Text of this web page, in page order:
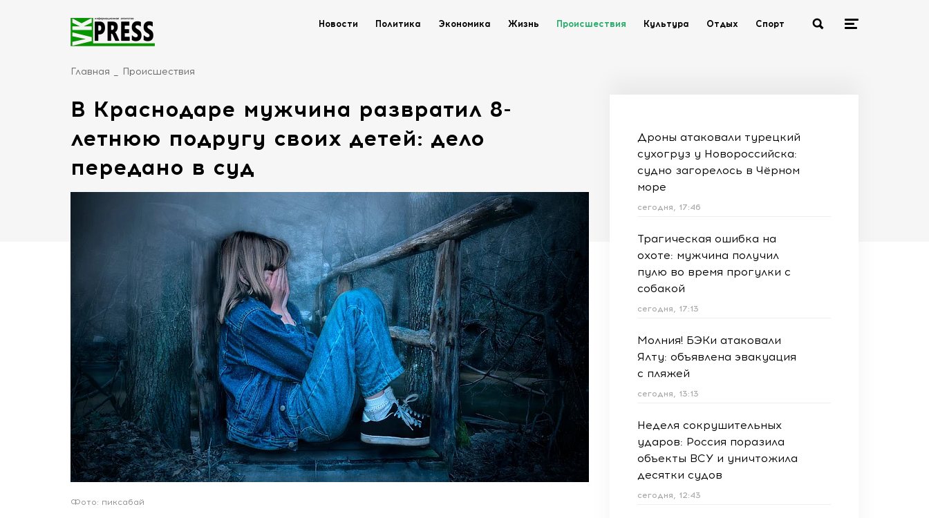
Новости Политика Экономика Жизнь Происшествия Культура Отдых Спорт
Главная Происшествия
В Краснодаре мужчина развратил 8-
летнюю подругу своих детей: дело
передано в суд
Фото: пиксабай
Дроны атаковали турецкий
сухогруз у Новороссийска:
судно загорелось в Чёрном
море
сегодня, 17:46
Трагическая ошибка на
охоте: мужчина получил
пулю во время прогулки с
собакой
сегодня, 17:13
Молния! БЭКи атаковали
Ялту: объявлена эвакуация
с пляжей
сегодня, 13:13
Неделя сокрушительных
ударов: Россия поразила
объекты ВСУ и уничтожила
десятки судов
сегодня, 12:43